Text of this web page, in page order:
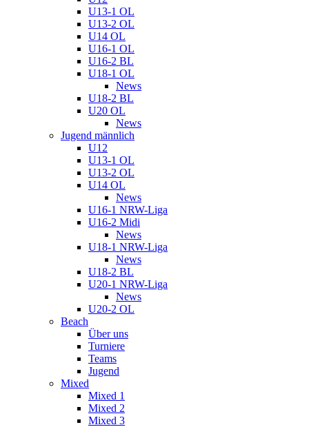
U13-1 OL
U13-2 OL
U14 OL
U16-1 OL
U16-2 BL
U18-1 OL
News
U18-2 BL
U20 OL
News
Jugend männlich
U12
U13-1 OL
U13-2 OL
U14 OL
News
U16-1 NRW-Liga
U16-2 Midi
News
U18-1 NRW-Liga
News
U18-2 BL
U20-1 NRW-Liga
News
U20-2 OL
Beach
Über uns
Turniere
Teams
Jugend
Mixed
Mixed 1
Mixed 2
Mixed 3